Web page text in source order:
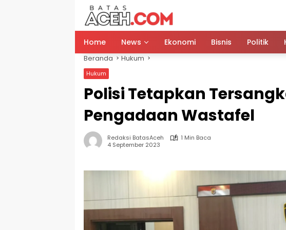
Home News Ekonomi Bisnis Politik
Beranda Hukum
Hukum
Polisi Tetapkan
Pengadaan Wastafel
Redaksi BatasAceh
1 Min Baca
4 September 2023